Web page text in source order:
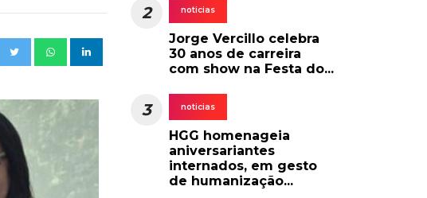
2 noticias
Jorge Vercillo celebra
30 anos de carreira
com show na Festa do...
3 noticias
HGG homenageia
aniversariantes
internados, em gesto
de humanização...